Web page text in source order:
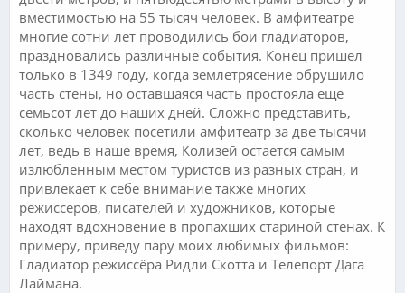
вместимостью на 55 тысяч человек. В амфитеатре
многие сотни лет проводились бои гладиаторов,
праздновались различные события. Конец пришел
только в 1349 году, когда землетрясение обрушило
часть стены, но оставшаяся часть простояла еще
семьсот лет до наших дней. Сложно представить,
сколько человек посетили амфитеатр за две тысячи
лет, ведь в наше время, Колизей остается самым
излюбленным местом туристов из разных стран, и
привлекает к себе внимание также многих
режиссеров, писателей и художников, которые
находят вдохновение в пропахших стариной стенах. К
примеру, приведу пару моих любимых фильмов:
Гладиатор режиссёра Ридли Скотта и Телепорт Дага
Лаймана.